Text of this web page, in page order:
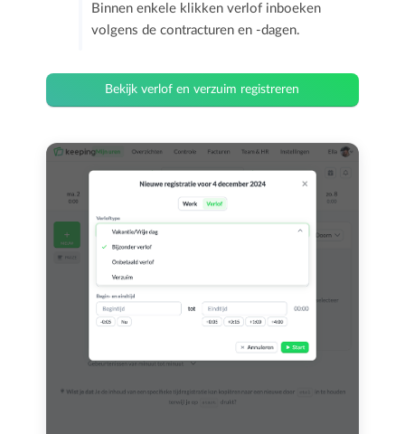
Binnen enkele klikken verlof inboeken
volgens de contracturen en -dagen.
Bekijk verlof en verzuim registreren